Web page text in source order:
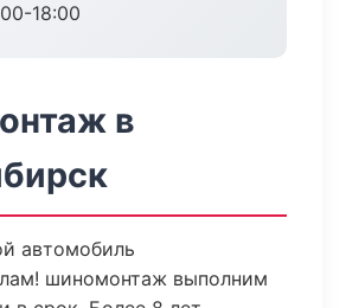
18:00
в
автомобиль
шиномонтаж выполним